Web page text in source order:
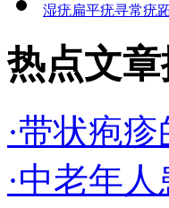
湿疣扁平疣寻常疣
热点文章
·带状疱
·中老年